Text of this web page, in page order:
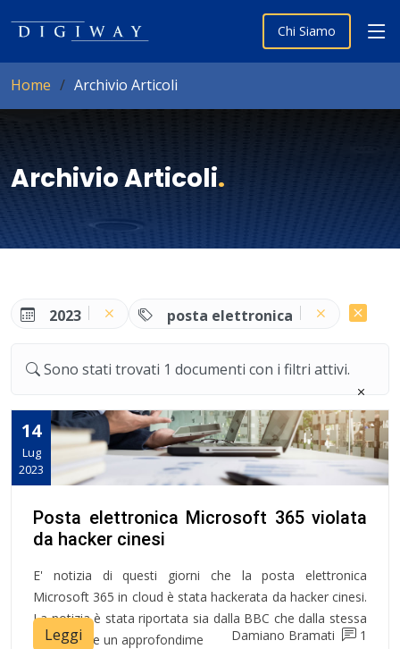
Chi Siamo
Home Archivio Articoli
Archivio Articoli.
2023 posta elettronica
Sono stati trovati 1 documenti con i filtri attivi.
14
Lug
2023
Posta elettronica Microsoft 365 violata
da hacker cinesi
E' notizia di questi giorni che la posta elettronica
Microsoft 365 in cloud è stata hackerata da hacker cinesi.
La notizia è stata riportata sia dalla BBC che dalla stessa
Microsoft e un approfondime
Leggi Damiano Bramati 1